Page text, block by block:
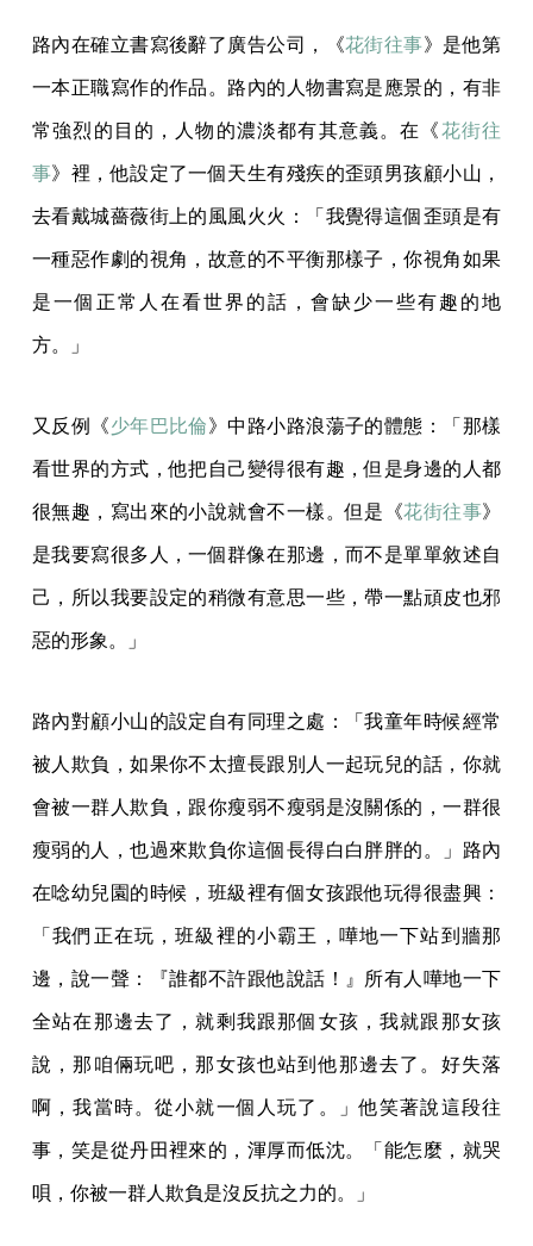
路內在確立書寫後辭了廣告公司，《花街往事》是他第
一本正職寫作的作品。路內的人物書寫是應景的，有非
常強烈的目的，人物的濃淡都有其意義。在《花街往
事》裡，他設定了一個天生有殘疾的歪頭男孩顧小山，
去看戴城薔薇街上的風風火火：「我覺得這個歪頭是有
一種惡作劇的視角，故意的不平衡那樣子，你視角如果
是一個正常人在看世界的話，會缺少一些有趣的地
方。」
又反例《少年巴比倫》中路小路浪蕩子的體態：「那樣
看世界的方式，他把自己變得很有趣，但是身邊的人都
很無趣，寫出來的小說就會不一樣。但是《花街往事》
是我要寫很多人，一個群像在那邊，而不是單單敘述自
己，所以我要設定的稍微有意思一些，帶一點頑皮也邪
惡的形象。」
路內對顧小山的設定自有同理之處：「我童年時候經常
被人欺負，如果你不太擅長跟別人一起玩兒的話，你就
會被一群人欺負，跟你瘦弱不瘦弱是沒關係的，一群很
瘦弱的人，也過來欺負你這個長得白白胖胖的。」路內
在唸幼兒園的時候，班級裡有個女孩跟他玩得很盡興：
「我們正在玩，班級裡的小霸王，嘩地一下站到牆那
邊，說一聲：『誰都不許跟他說話！』所有人嘩地一下
全站在那邊去了，就剩我跟那個女孩，我就跟那女孩
說，那咱倆玩吧，那女孩也站到他那邊去了。好失落
啊，我當時。從小就一個人玩了。」他笑著說這段往
事，笑是從丹田裡來的，渾厚而低沈。「能怎麼，就哭
唄，你被一群人欺負是沒反抗之力的。」